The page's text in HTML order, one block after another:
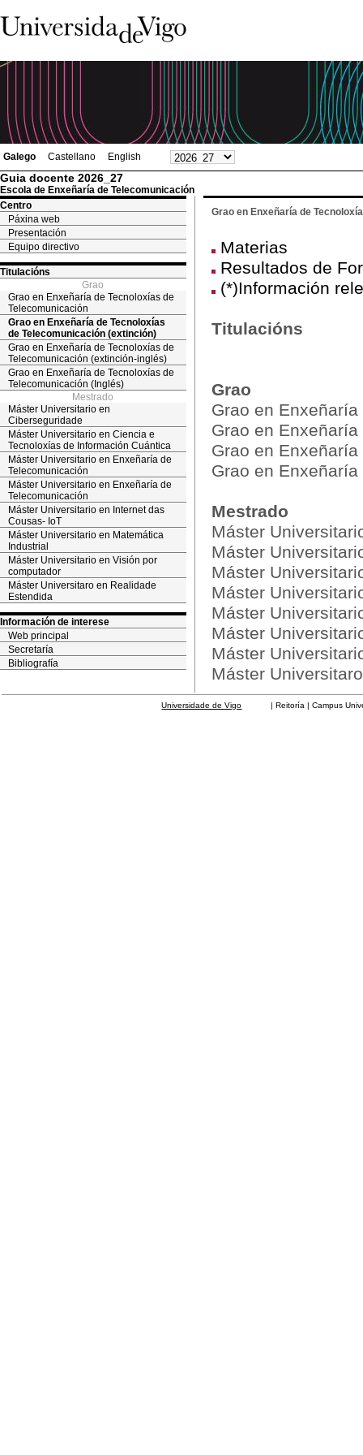
Galego Castellano English
Guia docente 2026_27
Escola de Enxeñaría de Telecomunicación
Centro
Páxina web
Presentación
Equipo directivo
Titulacións
Grao
Grao en Enxeñaría de Tecnoloxías de
Telecomunicación
Grao en Enxeñaría de Tecnoloxías
de Telecomunicación (extinción)
Grao en Enxeñaría de Tecnoloxías de
Telecomunicación (extinción-inglés)
Grao en Enxeñaría de Tecnoloxías de
Telecomunicación (Inglés)
Mestrado
Máster Universitario en
Ciberseguridade
Máster Universitario en Ciencia e
Tecnoloxías de Información Cuántica
Máster Universitario en Enxeñaría de
Telecomunicación
Máster Universitario en Enxeñaría de
Telecomunicación
Máster Universitario en Internet das
Cousas- IoT
Máster Universitario en Matemática
Industrial
Máster Universitario en Visión por
computador
Máster Universitaro en Realidade
Estendida
Información de interese
Web principal
Secretaría
Bibliografía
Grao en Enxeñaría de
Materias
Resultados de
(*)Información
Titulacións
Grao
Grao en
Grao en
Grao en
Grao en
Mestrado
Máster
Máster
Máster
Máster
Máster
Máster
Máster
Máster
Universidade de Vigo | Reitoría | Campus